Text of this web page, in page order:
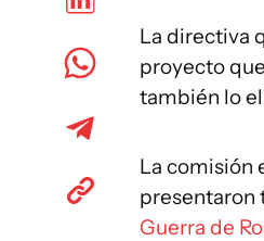
La directiva
proyecto
también lo
La comisión
presentaron
Guerra de